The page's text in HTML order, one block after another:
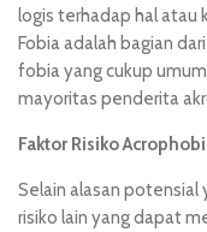
logis terhadap hal
Fobia adalah bagian
fobia yang cukup
mayoritas penderita
Faktor Risiko
Selain alasan
risiko lain yang dapat